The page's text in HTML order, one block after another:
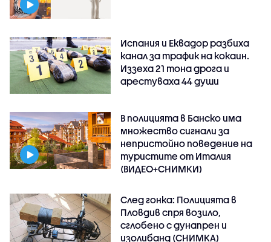
Испания и Еквадор разбиха
канал за трафик на кокаин.
Иззеха 21 тона дрога и
арестуваха 44 души
В полицията в Банско има
множество сигнали за
непристойно поведение на
туристите от Италия
(ВИДЕО+СНИМКИ)
След гонка: Полицията в
Пловдив спря возило,
сглобено с дунапрен и
изолибанд (СНИМКА)